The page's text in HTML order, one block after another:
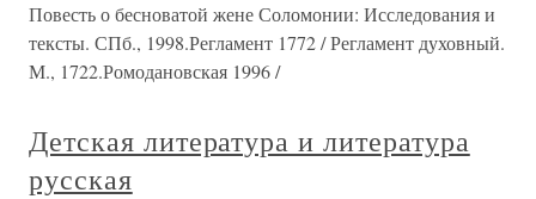
Повесть о бесноватой жене Соломонии: Исследования и
тексты. СПб., 1998.Регламент 1772 / Регламент духовный.
М., 1722.Ромодановская 1996 /
Детская литература и литература
русская